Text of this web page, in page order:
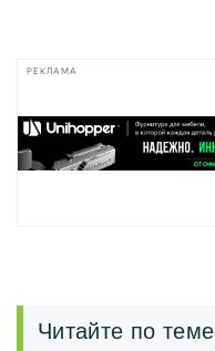
РЕКЛАМА
Читайте по теме